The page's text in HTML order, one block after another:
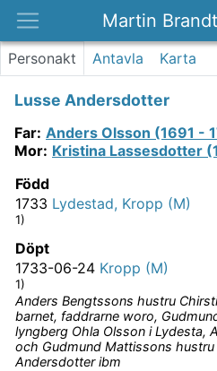
Martin
Platser
Kontakt
Personakt Antavla Karta
Lusse Andersdotter
Far: Anders Olsson (1691 -
Mor: Kristina Lassesdotter
Född
1733 Lydestad, Kropp (M)
1)
Döpt
1733-06-24 Kropp (M)
1)
Anders Bengtssons hustru
barnet, faddrarne woro,
lyngberg Ohla Olsson i Lydesta,
och Gudmund Mattissons hustru
Andersdotter ibm